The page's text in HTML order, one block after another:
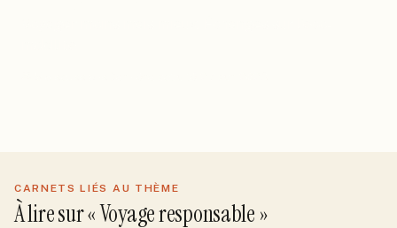
CARNETS LIÉS AU THÈME
À lire sur «Voyage responsable »